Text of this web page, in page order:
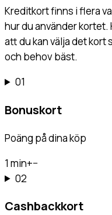
Kreditkort finns i flera
hur du använder kortet.
att du kan välja det kort
och behov bäst.
01
Bonuskort
Poäng på dina köp
1 min+−
02
Cashbackkort